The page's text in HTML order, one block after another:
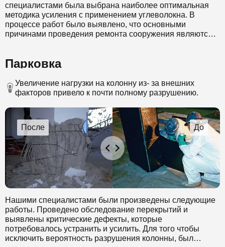
специалистами была выбрана наиболее оптимальная
методика усиления с применением углеволокна. В
процессе работ было выявлено, что основными
причинами проведения ремонта сооружения являются
Нашими специалистами были произведены следующие
критические дефекты, которые потребовалось усилить.
Для того чтобы исключить вероятность разрушения
перекрытий композитными материалами. На
поврежденные перекрытия наклеивалось углеволокно,
которое увеличило несущую способность конструкции,
практически без потери объема помещений.
Парковка
Увеличение нагрузки на колонну из- за внешних
факторов привело к почти полному разрушению.
Нашими специалистами были произведены следующие
работы. Проведено обследование перекрытий и
выявлены критические дефекты, которые
потребовалось устранить и усилить. Для того чтобы
исключить вероятность разрушения колонны, был